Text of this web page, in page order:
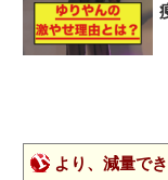
より、減量で